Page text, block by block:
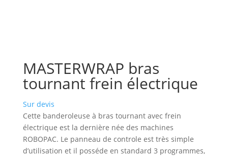
MASTERWRAP bras
tournant frein électrique
Sur devis
Cette banderoleuse à bras tournant avec frein
électrique est la dernière née des machines
ROBOPAC. Le panneau de controle est très simple
d’utilisation et il posséde en standard 3 programmes,